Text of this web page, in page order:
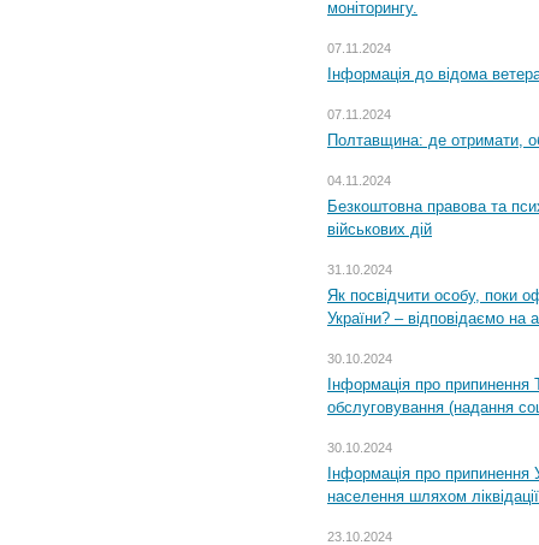
моніторингу.
07.11.2024
Інформація до відома
07.11.2024
Полтавщина: де отримати,
04.11.2024
Безкоштовна правова та
військових дій
31.10.2024
Як посвідчити особу, поки
України? – відповідаємо на
30.10.2024
Інформація про припинення
обслуговування (надання
30.10.2024
Інформація про припинення
населення шляхом ліквідації
23.10.2024